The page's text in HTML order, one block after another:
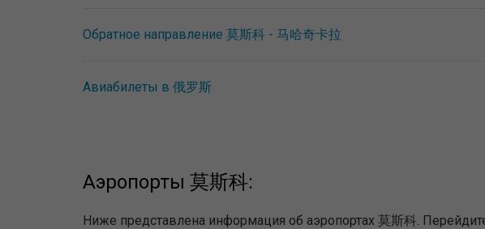
Обратное направление 莫斯科 - 马哈奇卡拉
Авиабилеты в 俄罗斯
Аэропорты 莫斯科:
Ниже представлена информация об аэропортах 莫斯科.